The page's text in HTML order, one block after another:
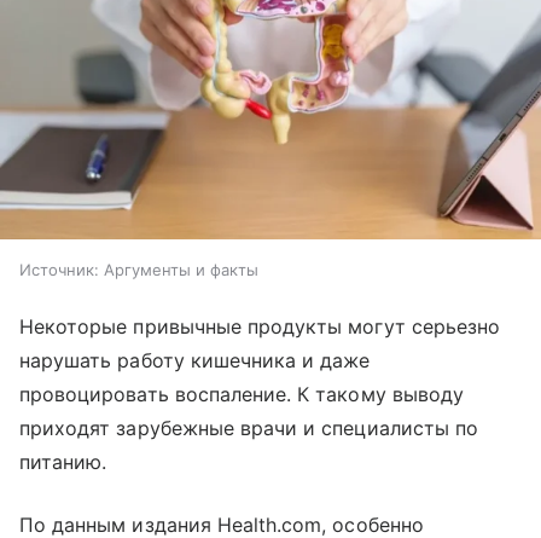
Источник: Аргументы и факты
Некоторые привычные продукты могут серьезно
нарушать работу кишечника и даже
провоцировать воспаление. К такому выводу
приходят зарубежные врачи и специалисты по
питанию.
По данным издания Health.com, особенно